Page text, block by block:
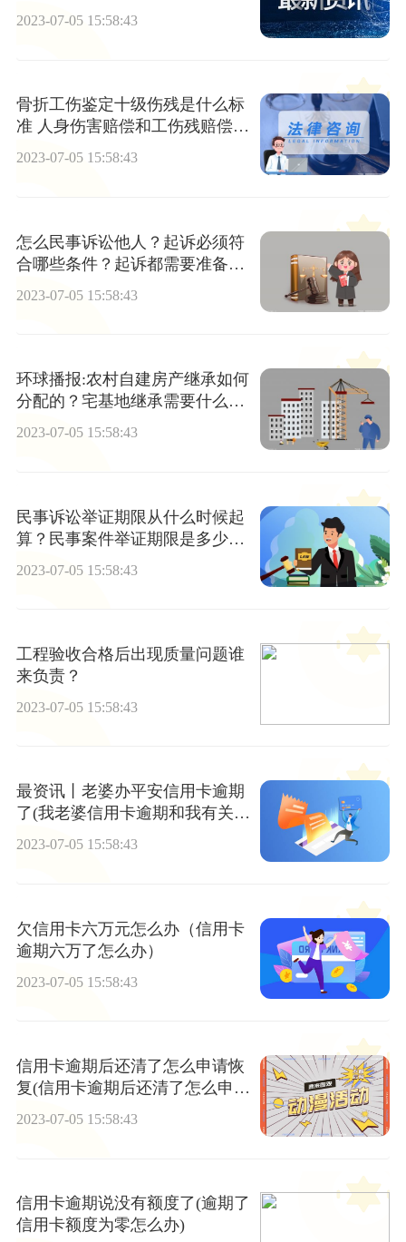
哪些法律依据？|天天快资讯
2023-07-05 15:58:43
骨折工伤鉴定十级伤残是什么标
准 人身伤害赔偿和工伤残赔偿有
何区别？|世界快资讯
2023-07-05 15:58:43
怎么民事诉讼他人？起诉必须符
合哪些条件？起诉都需要准备什
2023-07-05 15:58:43
环球播报:农村自建房产继承如何
分配的？宅基地继承需要什么手
续？
2023-07-05 15:58:43
民事诉讼举证期限从什么时候起
算？民事案件举证期限是多少
2023-07-05 15:58:43
工程验收合格后出现质量问题谁
来负责？
2023-07-05 15:58:43
最资讯丨老婆办平安信用卡逾期
了(我老婆信用卡逾期和我有关系
吗?)
2023-07-05 15:58:43
欠信用卡六万元怎么办（信用卡
逾期六万了怎么办）
2023-07-05 15:58:43
信用卡逾期后还清了怎么申请恢
复(信用卡逾期后还清了怎么申请
恢复使用) 世界快讯
2023-07-05 15:58:43
信用卡逾期说没有额度了(逾期了
信用卡额度为零怎么办)